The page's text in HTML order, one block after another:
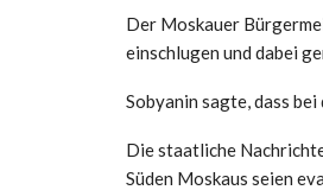
Der Moskauer
einschlugen und dabei
Sobyanin sagte, dass
Die staatliche
Süden Moskaus seien